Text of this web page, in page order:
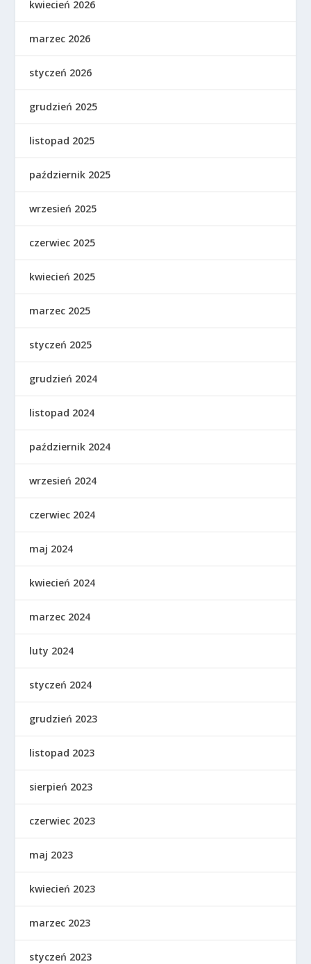
kwiecień 2026
marzec 2026
styczeń 2026
grudzień 2025
listopad 2025
październik 2025
wrzesień 2025
czerwiec 2025
kwiecień 2025
marzec 2025
styczeń 2025
grudzień 2024
listopad 2024
październik 2024
wrzesień 2024
czerwiec 2024
maj 2024
kwiecień 2024
marzec 2024
luty 2024
styczeń 2024
grudzień 2023
listopad 2023
sierpień 2023
czerwiec 2023
maj 2023
kwiecień 2023
marzec 2023
styczeń 2023